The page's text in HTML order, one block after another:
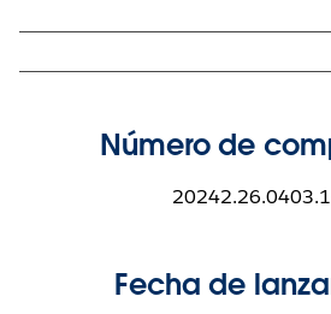
Número de
Fecha de